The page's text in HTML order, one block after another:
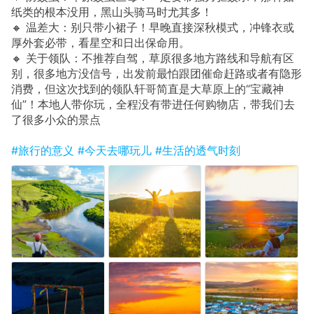
纸类的根本没用，黑山头骑马时尤其多！
🔸 温差大：别只带小裙子！早晚直接深秋模式，冲锋衣或
厚外套必带，看星空和日出保命用。
🔸 关于领队：不推荐自驾，草原很多地方路线和导航有区
别，很多地方没信号，出发前最怕跟团催命赶路或者有隐形
消费，但这次找到的领队轩哥简直是大草原上的“宝藏神
仙”！本地人带你玩，全程没有带进任何购物店，带我们去
了很多小众的景点
#旅行的意义 #今天去哪玩儿 #生活的透气时刻